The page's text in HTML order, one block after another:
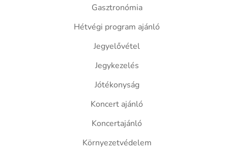
Gasztronómia
Hétvégi program ajánló
Jegyelővétel
Jegykezelés
Jótékonyság
Koncert ajánló
Koncertajánló
Környezetvédelem